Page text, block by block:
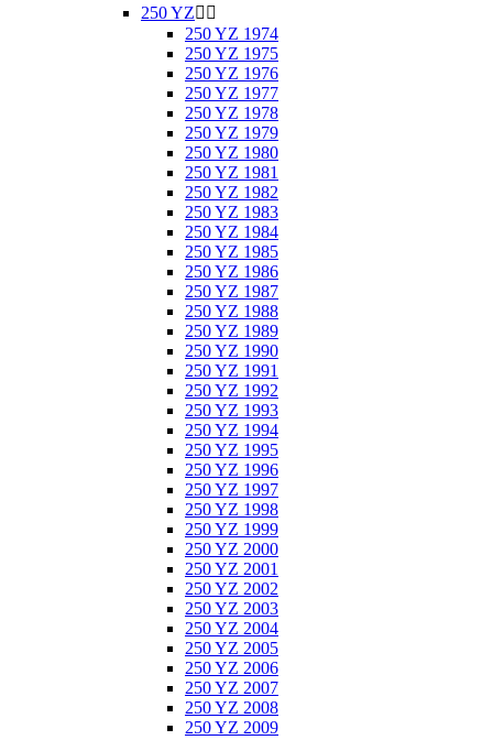
250 YZ 
250 YZ 1974
250 YZ 1975
250 YZ 1976
250 YZ 1977
250 YZ 1978
250 YZ 1979
250 YZ 1980
250 YZ 1981
250 YZ 1982
250 YZ 1983
250 YZ 1984
250 YZ 1985
250 YZ 1986
250 YZ 1987
250 YZ 1988
250 YZ 1989
250 YZ 1990
250 YZ 1991
250 YZ 1992
250 YZ 1993
250 YZ 1994
250 YZ 1995
250 YZ 1996
250 YZ 1997
250 YZ 1998
250 YZ 1999
250 YZ 2000
250 YZ 2001
250 YZ 2002
250 YZ 2003
250 YZ 2004
250 YZ 2005
250 YZ 2006
250 YZ 2007
250 YZ 2008
250 YZ 2009